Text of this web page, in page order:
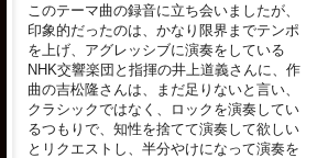
このテーマ曲の録音に立ち会いましたが、
印象的だったのは、かなり限界までテンポ
を上げ、アグレッシブに演奏をしている
NHK交響楽団と指揮の井上道義さんに、作
曲の吉松隆さんは、まだ足りないと言い、
クラシックではなく、ロックを演奏してい
るつもりで、知性を捨てて演奏して欲しい
とリクエストし、半分やけになって演奏を